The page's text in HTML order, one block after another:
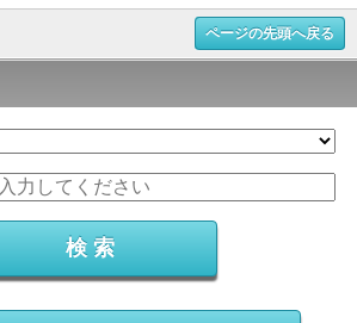
ページの先頭へ戻る